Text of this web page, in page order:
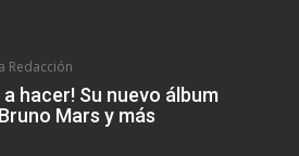
Redacción
a hacer! Su nuevo álbum
Mars y más